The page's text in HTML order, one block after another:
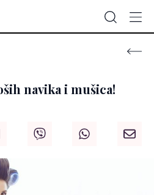
navika i mušica!